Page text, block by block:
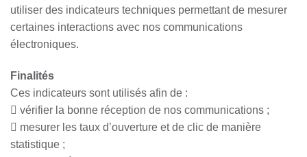
utiliser des indicateurs techniques permettant de mesurer
certaines interactions avec nos communications
électroniques.
Finalités
Ces indicateurs sont utilisés afin de :
 vérifier la bonne réception de nos communications ;
 mesurer les taux d’ouverture et de clic de manière
statistique ;